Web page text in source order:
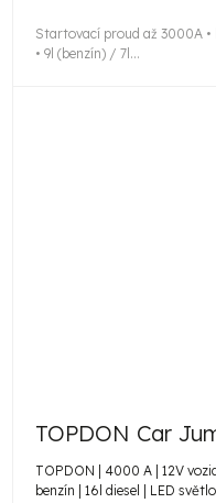
Startovací proud až 3000A
• 9l (benzín) / 7l...
TOPDON Car
TOPDON | 4000 A | 12V
benzín | 16l diesel | LED světlo |